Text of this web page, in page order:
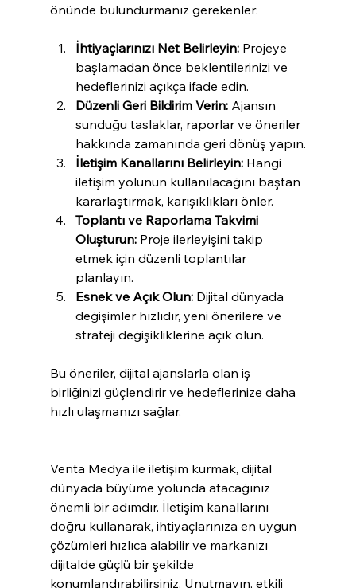
önünde bulundurmanız gerekenler:
İhtiyaçlarınızı Net Belirleyin: Projeye
başlamadan önce beklentilerinizi ve
hedeflerinizi açıkça ifade edin.
Düzenli Geri Bildirim Verin: Ajansın
sunduğu taslaklar, raporlar ve öneriler
hakkında zamanında geri dönüş yapın.
İletişim Kanallarını Belirleyin: Hangi
iletişim yolunun kullanılacağını baştan
kararlaştırmak, karışıklıkları önler.
Toplantı ve Raporlama Takvimi
Oluşturun: Proje ilerleyişini takip
etmek için düzenli toplantılar
planlayın.
Esnek ve Açık Olun: Dijital dünyada
değişimler hızlıdır, yeni önerilere ve
strateji değişikliklerine açık olun.
Bu öneriler, dijital ajanslarla olan iş
birliğinizi güçlendirir ve hedeflerinize daha
hızlı ulaşmanızı sağlar.
Venta Medya ile iletişim kurmak, dijital
dünyada büyüme yolunda atacağınız
önemli bir adımdır. İletişim kanallarını
doğru kullanarak, ihtiyaçlarınıza en uygun
çözümleri hızlıca alabilir ve markanızı
dijitalde güçlü bir şekilde
konumlandırabilirsiniz. Unutmayın, etkili